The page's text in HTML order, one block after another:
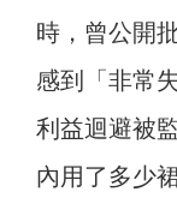
時，曾公開
感到「非常
利益迴避被
內用了多少